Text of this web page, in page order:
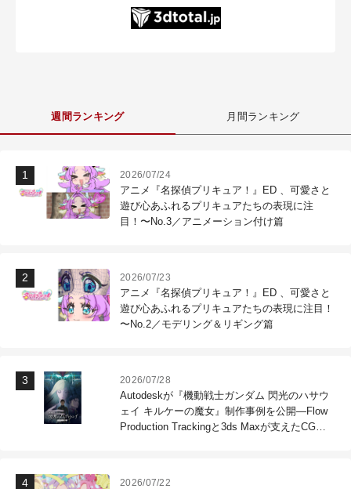
週間ランキング 月間ランキング
2026/07/24
アニメ『名探偵プリキュア！』ED 、可愛さと
遊び心あふれるプリキュアたちの表現に注
目！〜No.3／アニメーション付け篇
2026/07/23
アニメ『名探偵プリキュア！』ED 、可愛さと
遊び心あふれるプリキュアたちの表現に注目！
〜No.2／モデリング＆リギング篇
2026/07/28
Autodeskが『機動戦士ガンダム 閃光のハサウ
ェイ キルケーの魔女』制作事例を公開―Flow
Production Trackingと3ds Maxが支えたCG制
2026/07/22